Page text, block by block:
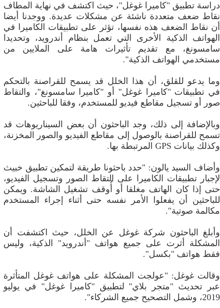
دراسة تطبيق "كاميرا غوغل"، حيث اكتشف في نهاية المطاف
نقاط ضعف متعددة ناشئة عن مشكلات عديدة. ووجدنا أيضا
أن نقاط الضعف هذه نفسها، تؤثر على تطبيقات الكاميرا في
الهواتف الذكية الأخرى التي تعمل بنظام أندرويد، وتحديدا
سامسونغ، مع تقديم تأثيرات هامة على الملايين من
مستخدمي الهواتف الذكية".
وما يدعو للقلق، أن هذا الخلل قد يسمح للقراصنة بالتحكم
في تطبيقات "كاميرا غوغل" أو "كاميرا سامسونغ"، والتقاط
صور أو تسجيل مقاطع فيديو للمستخدم، وفقا للباحثين.
وبالإضافة إلى ذلك، وجد الباحثون أن بعض السيناريوهات قد
تسمح للقراصنة بالوصول إلى مقاطع الفيديو والصور المخزنة،
وكذلك بيانات GPS المرتبطة بها.
وأضاف السيد يالون: "حدد باحثونا طريقة لتمكين تطبيق خبيث
لإجبار تطبيقات الكاميرا على التقاط الصور وتسجيل الفيديو،
حتى إذا كان الهاتف مغلقا أو أُوقف تشغيل الشاشة. ويمكن
للباحثين أن يفعلوا الأمر نفسه حتى أثناء إجراء المستخدم
مكالمة صوتية".
وأبلغ الباحثون شركة غوغل عن الخلل، حيث اكتشفت أن
المشكلة أثرت على جميع هواتف "أندرويد" الذكية، وليس
فقط هواتف "بكسل".
وقالت غوغل: "عولجت المشكلة على هواتف غوغل المتأثرة
عبر تحديث "متجر بلاي" لتطبيق "كاميرا غوغل" في يوليو
2019، وشمل التصحيح جميع الشركاء".